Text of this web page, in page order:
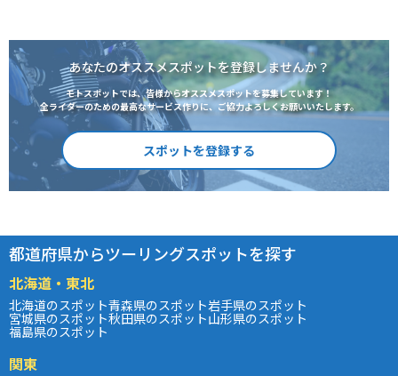
あなたのオススメスポットを登録しませんか？
モトスポットでは、皆様からオススメスポットを募集しています！
全ライダーのための最高なサービス作りに、ご協力よろしくお願いいたします。
スポットを登録する
都道府県からツーリングスポットを探す
北海道・東北
北海道のスポット青森県のスポット岩手県のスポット
宮城県のスポット秋田県のスポット山形県のスポット
福島県のスポット
関東